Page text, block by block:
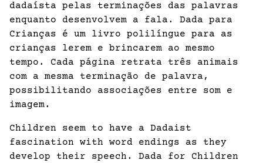
dadaísta pelas terminações das palavras
enquanto desenvolvem a fala. Dada para
Crianças é um livro polilíngue para as
crianças lerem e brincarem ao mesmo
tempo. Cada página retrata três animais
com a mesma terminação de palavra,
possibilitando associações entre som e
imagem.
Children seem to have a Dadaist
fascination with word endings as they
develop their speech. Dada for Children